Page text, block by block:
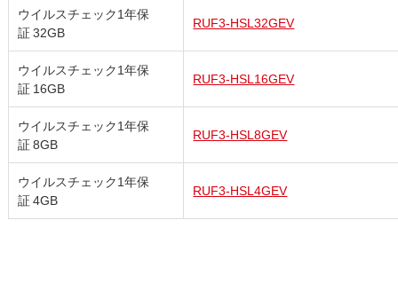
ウイルスチェック1年保
証 32GB
RUF3-HSL32GEV
ウイルスチェック1年保
証 16GB
RUF3-HSL16GEV
ウイルスチェック1年保
証 8GB
RUF3-HSL8GEV
ウイルスチェック1年保
証 4GB
RUF3-HSL4GEV